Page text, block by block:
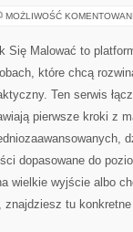
MOŻLIWOŚĆ
Się Malować to
które chcą
Ten serwis
pierwsze kroki z
dopasowane do
wielkie wyjście albo
znajdziesz tu